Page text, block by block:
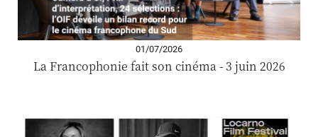
01/07/2026
La Francophonie fait son cinéma - 3 juin 2026